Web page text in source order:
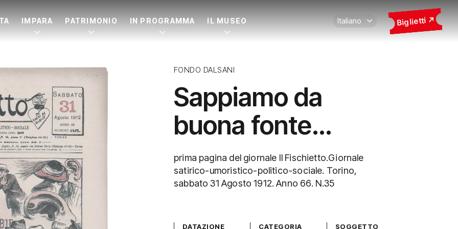
IMPARA PATRIMONIO IN PROGRAMMA IL MUSEO Biglietti
FONDO DALSANI
Sappiamo da
buona fonte…
prima pagina del giornale Il Fischietto.Giornale
satirico-umoristico-politico-sociale. Torino,
sabbato 31 Agosto 1912. Anno 66. N.35
DATAZIONE CATEGORIA SOGGETTO